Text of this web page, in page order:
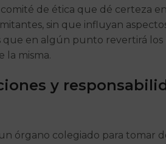
de ética que dé certeza
sin que influyan
que en algún punto revertirá
la misma.
y
órgano colegiado para tomar